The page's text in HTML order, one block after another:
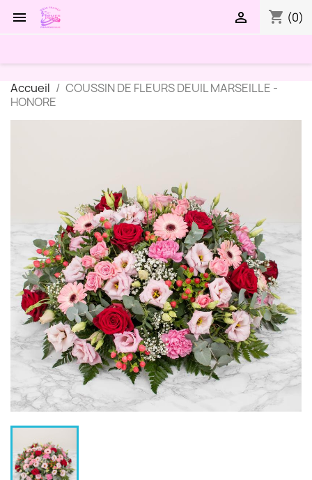
 shopping_cart (0)

Accueil
COUSSIN DE FLEURS DEUIL MARSEILLE -
HONORE